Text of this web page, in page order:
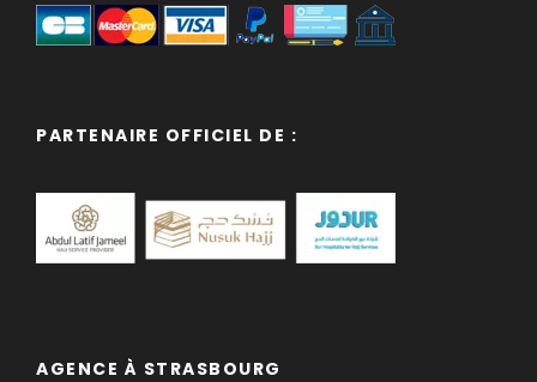
PARTENAIRE OFFICIEL DE :
AGENCE À STRASBOURG